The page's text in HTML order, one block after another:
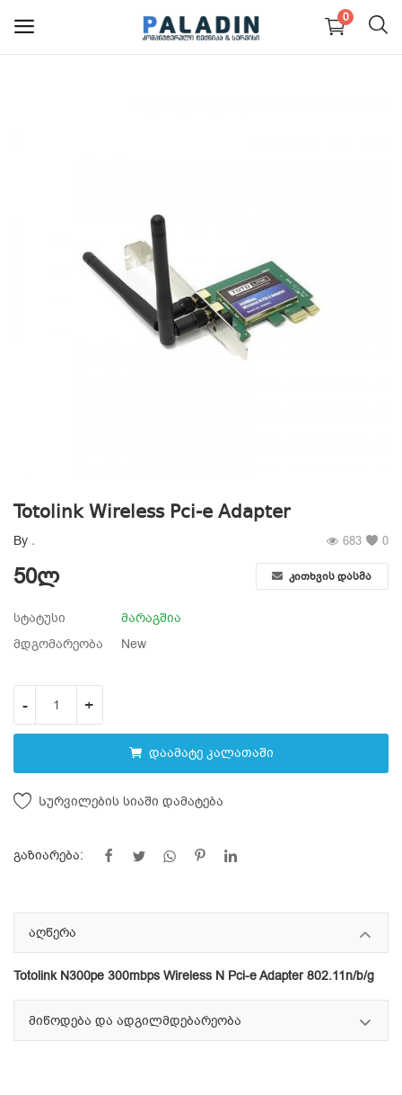
0
მობილურები
პერიფერია და აქსესუარები
Შესვლა
დარეგისტრირება
Totolink Wireless Pci-e Adapter
By . 0
683
50ლ კითხვის დასმა
სტატუსი
მარაგშია
მდგომარეობა
New
- +
დაამატე კალათაში
Სურვილების სიაში დამატება
გაზიარება:
აღწერა
Totolink N300pe 300mbps Wireless N Pci-e Adapter 802.11n/b/g
მიწოდება და ადგილმდებარეობა